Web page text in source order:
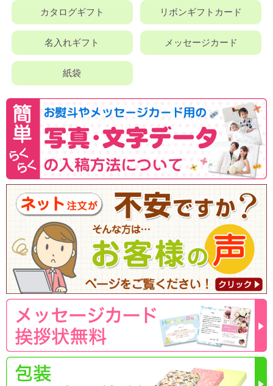
カタログギフト リボンギフトカード
名入れギフト メッセージカード
紙袋